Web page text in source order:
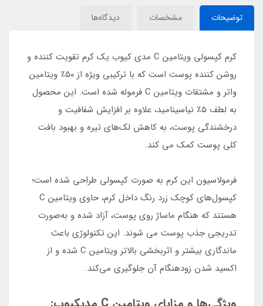
توضیحات مشخصات دیدگاه‌ها
کرم کپسولی ویتامین C مدی کیوب یک کرم تقویت‌ کننده و
روشن‌ کننده پوست است که با ترکیبی ویژه از ۵۰٪ ویتامین
واتر و مشتقات ویتامین C فرموله شده است. این محصول
به لطف ۵٪ نیاسینامید، علاوه بر افزایش شفافیت و
درخشندگی پوست، به کاهش لک‌های تیره و بهبود بافت
کلی پوست کمک می‌ کند.
فرمولاسیون این کرم به‌ صورت کپسولی طراحی شده است؛
کپسول‌های کوچک زرد رنگ داخل کرم، حاوی ویتامین C
هستند که هنگام ماساژ روی پوست، آزاد شده و به‌صورت
تدریجی جذب پوست می‌ شوند. این تکنولوژی باعث
ماندگاری بیشتر و اثربخشی بالاتر ویتامین C شده و از
اکسید شدن زودهنگام آن جلوگیری می‌کند.